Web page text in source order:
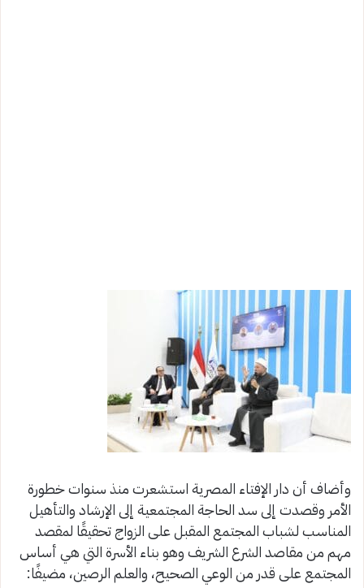
وأضاف أن دار الإفتاء المصرية استشعرت منذ سنوات خطورة
الأمر وقصدت إلى سد الحاجة المجتمعية إلى الإرشاد والتأهيل
المناسب لشباب المجتمع المقبل على الزواج تحقيقًا لمقصد
مهم من مقاصد الشرع الشريف وهو بناء الأسرة التي هي أساس
المجتمع على قدر من الوعي الصحيح، والعلم الرصين، مضيفًا: